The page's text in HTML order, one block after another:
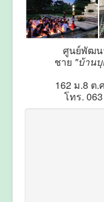
ศูนย์พัฒน
ชาย "บ้าน
162 ม.8 ต
โทร.